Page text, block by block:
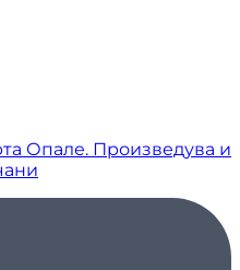
Опале. Произведува и